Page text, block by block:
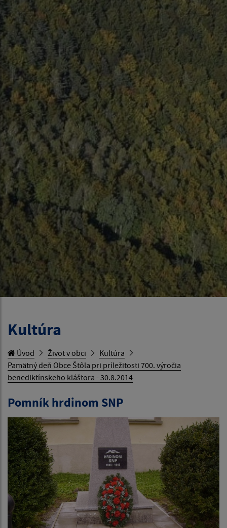
Kultúra
Úvod Život v obci
Kultúra
Pamätný deň Obce Štôla pri príležitosti 700. výročia
benediktínskeho kláštora - 30.8.2014
Pomník hrdinom SNP